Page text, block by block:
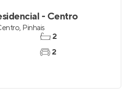
- Centro
, Pinhais
2
2